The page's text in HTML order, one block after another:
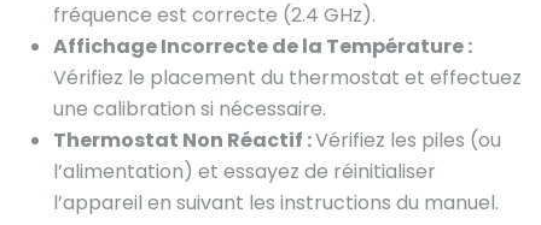
fréquence est correcte (2.4 GHz).
Affichage Incorrecte de la Température :
Vérifiez le placement du thermostat et effectuez
une calibration si nécessaire.
Thermostat Non Réactif :Vérifiez les piles (ou
l’alimentation) et essayez de réinitialiser
l’appareil en suivant les instructions du manuel.